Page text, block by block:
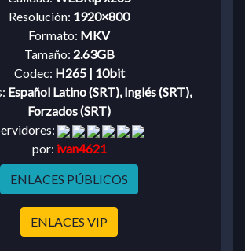
Resolución: 1920×800
Formato: MKV
Tamaño: 2.63GB
Codec: H265 | 10bit
Español Latino (SRT), Inglés (SRT),
Forzados (SRT)
por: ivan4621
ENLACES PÚBLICOS
ENLACES VIP